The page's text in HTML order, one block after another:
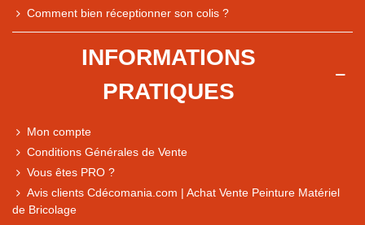
Comparaison des performances du magasin
Express, Chez vous, Point relais, Retrait magasin
Comment bien réceptionner son colis ?
INFORMATIONS
PRATIQUES
Mon compte
Conditions Générales de Vente
Vous êtes PRO ?
Avis clients Cdécomania.com | Achat Vente Peinture Matériel
de Bricolage